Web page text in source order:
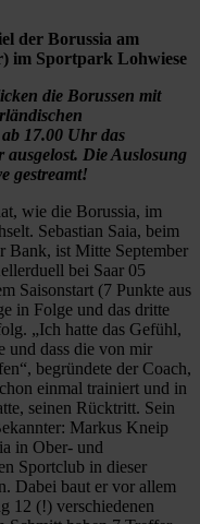
der Borussia am
im Sportpark Lohwiese
die Borussen mit
17.00 Uhr das
ausgelost. Die Auslosung
gestreamt!
wie die Borussia, im
Sebastian Saia, beim
Bank, ist Mitte September
bei Saar 05
Saisonstart (7 Punkte aus
in Folge und das dritte
„Ich hatte das Gefühl,
und dass die von mir
begründete der Coach,
einmal trainiert und in
seinen Rücktritt. Sein
Markus Kneip
in Ober- und
Sportclub in dieser
Dabei baut er vor allem
12 (!) verschiedenen